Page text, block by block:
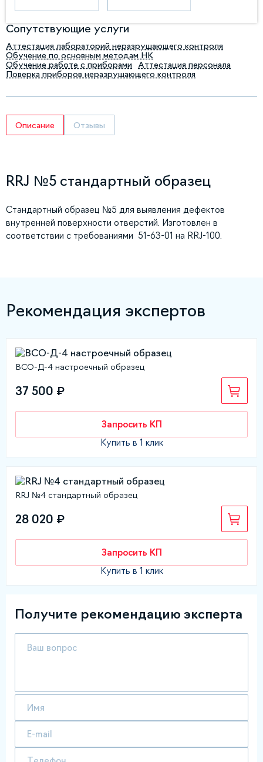
Сопутствующие услуги
Аттестация лабораторий неразрушающего контроля
Обучение по основным методам НК
Обучение работе с приборами
Аттестация персонала
Поверка приборов неразрушающего контроля
Описание Отзывы
RRJ №5 стандартный образец
Стандартный образец №5 для выявления дефектов
внутренней поверхности отверстий. Изготовлен в
соответствии с требованиями 51-63-01 на RRJ-100.
Рекомендация экспертов
ВСО-Д-4 настроечный образец
37 500 ₽
Запросить КП
Купить в 1 клик
RRJ №4 стандартный образец
28 020 ₽
Запросить КП
Купить в 1 клик
Получите рекомендацию эксперта